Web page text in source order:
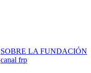
SOBRE LA FUNDACIÓN
canal frp